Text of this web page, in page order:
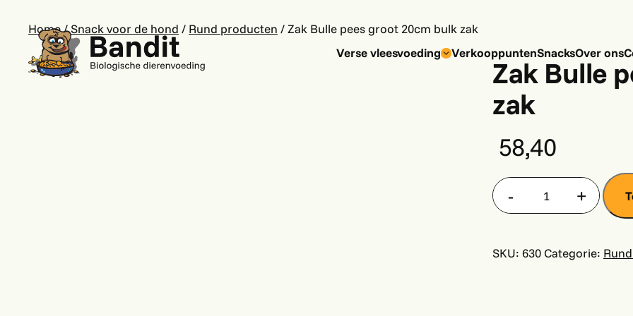
Verse vleesvoeding VerkooppuntenSnacksOver ons
Home/Snack voor de hond / Rund producten / Zak Bulle pees groot 20cm bulk zak
Zak Bulle
zak
58,40
Zak
pees
SKU: 630 Categorie: